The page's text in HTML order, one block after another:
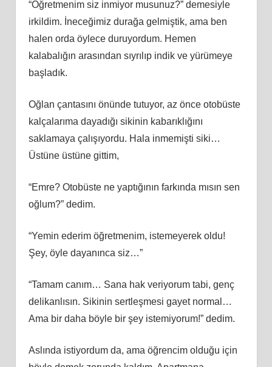
“Öğretmenim siz inmiyor musunuz?” demesiyle
irkildim. İneceğimiz durağa gelmiştik, ama ben
halen orda öylece duruyordum. Hemen
kalabalığın arasından sıyrılıp indik ve yürümeye
başladık.
Oğlan çantasını önünde tutuyor, az önce otobüste
kalçalarıma dayadığı sikinin kabarıklığını
saklamaya çalışıyordu. Hala inmemişti siki…
Üstüne üstüne gittim,
“Emre? Otobüste ne yaptığının farkında mısın sen
oğlum?” dedim.
“Yemin ederim öğretmenim, istemeyerek oldu!
Şey, öyle dayanınca siz…”
“Tamam canım… Sana hak veriyorum tabi, genç
delikanlısın. Sikinin sertleşmesi gayet normal…
Ama bir daha böyle bir şey istemiyorum!” dedim.
Aslında istiyordum da, ama öğrencim olduğu için